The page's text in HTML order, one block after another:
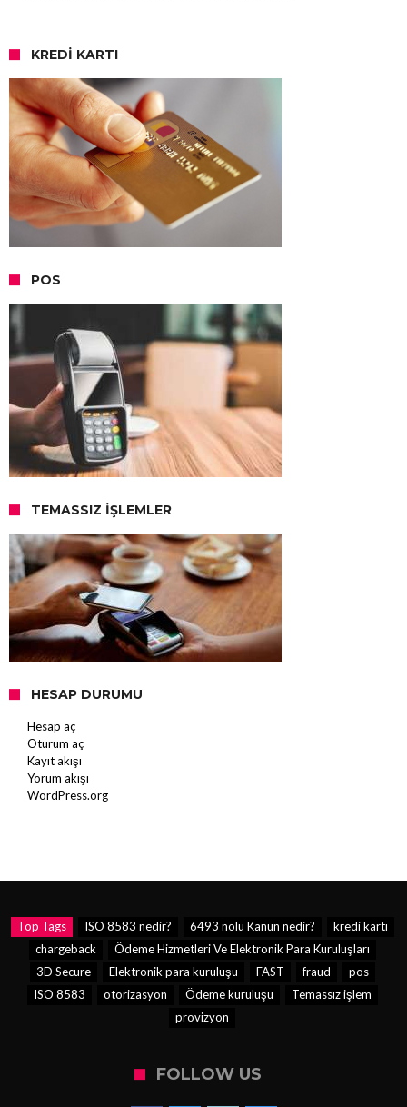
KREDI KARTI
POS
TEMASSIZ İŞLEMLER
HESAP DURUMU
Hesap aç
Oturum aç
Kayıt akışı
Yorum akışı
WordPress.org
Top Tags ISO 8583 nedir? 6493 nolu Kanun nedir?
kredi kartı
chargeback
Ödeme Hizmetleri Ve Elektronik Para Kuruluşları
3D Secure
Elektronik para kuruluşu FAST fraud
pos
ISO 8583
otorizasyon Ödeme kuruluşu
Temassız işlem
provizyon
FOLLOW US